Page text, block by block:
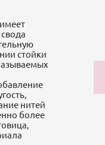
стойки
нитей
более